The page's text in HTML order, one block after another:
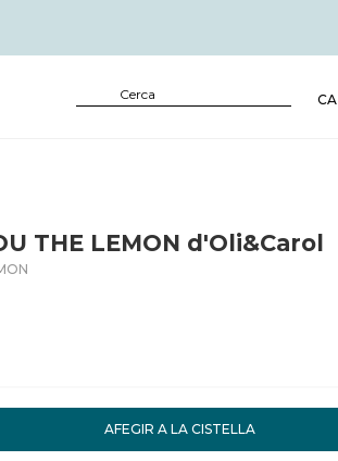
CA
THE LEMON d'Oli&Carol
AFEGIR A LA CISTELLA